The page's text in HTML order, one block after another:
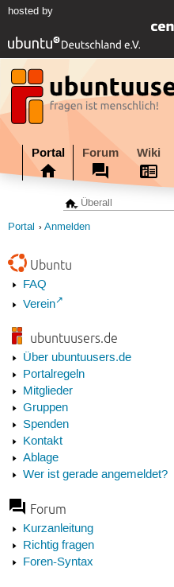
hosted by
Portal Forum Wiki
Portal Anmelden
Ubuntu
FAQ
Verein
ubuntuusers.de
Über ubuntuusers.de
Portalregeln
Mitglieder
Gruppen
Spenden
Kontakt
Ablage
Wer ist gerade angemeldet?
Forum
Kurzanleitung
Richtig fragen
Foren-Syntax